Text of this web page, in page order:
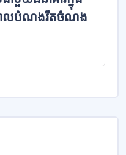
ោលបំណងរឹតចំណង